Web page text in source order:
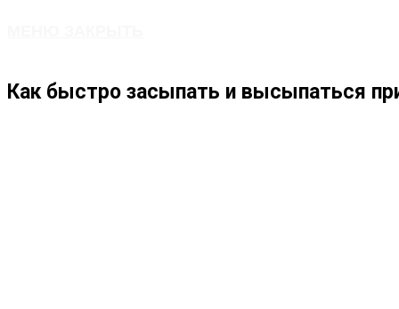
Как быстро засыпать и высыпаться